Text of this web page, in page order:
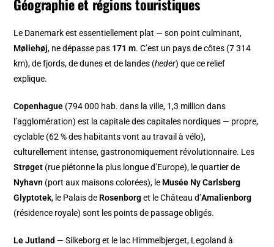
Géographie et régions touristiques
Le Danemark est essentiellement plat — son point culminant,
Møllehøj, ne dépasse pas 171 m. C’est un pays de côtes (7 314
km), de fjords, de dunes et de landes (heder) que ce relief
explique.
Copenhague (794 000 hab. dans la ville, 1,3 million dans
l’agglomération) est la capitale des capitales nordiques — propre,
cyclable (62 % des habitants vont au travail à vélo),
culturellement intense, gastronomiquement révolutionnaire. Les
Strøget (rue piétonne la plus longue d’Europe), le quartier de
Nyhavn (port aux maisons colorées), le Musée Ny Carlsberg
Glyptotek, le Palais de Rosenborget le Château d’Amalienborg
(résidence royale) sont les points de passage obligés.
Le Jutland — Silkeborg et le lac Himmelbjerget, Legoland à